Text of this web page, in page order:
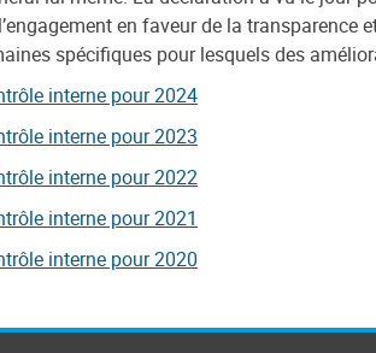
en faveur de la
spécifiques pour lesquels des
interne pour 2024
interne pour 2023
interne pour 2022
interne pour 2021
interne pour 2020